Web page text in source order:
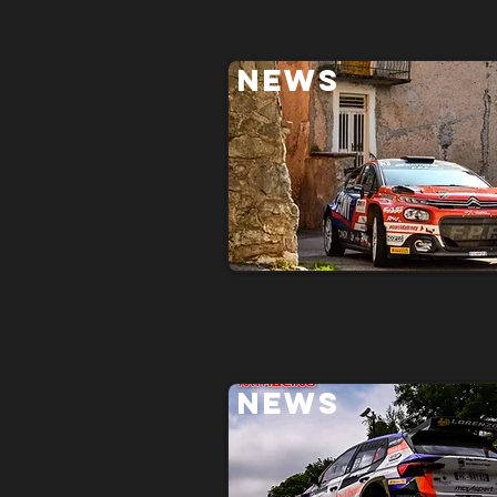
NEWS
NEWS